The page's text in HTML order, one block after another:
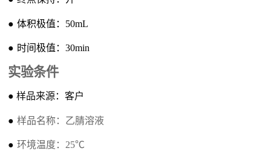
● 体积极值：50mL
● 时间极值：30min
实验条件
●样品来源 ：客户
● 样品名称 ： 乙腈溶液
● 环境温度： 25℃